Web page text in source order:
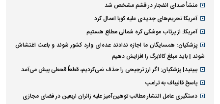
منشأ صدای انفجار در قشم مشخص شد
آمریکا تحریم‌های جدیدی علیه کوبا اعمال کرد
آمریکا: از پرتاب موشکی کره شمالی مطلع هستیم
پزشکیان: همسایگان ما اجازه ندادند عده‌ای وارد کشور شوند و باعث اغتشاش
شوند | باید مبلغ کالابرگ را افزایش دهیم
ببینید| پزشکیان: اگر ارز ترجیحی را حذف نمی‌کردیم، قطعاً قحطی پیش می‌آمد
پاسخ قالیباف به ترامپ
دستگیری عامل انتشار مطالب توهین‌آمیز علیه زائران اربعین در فضای مجازی